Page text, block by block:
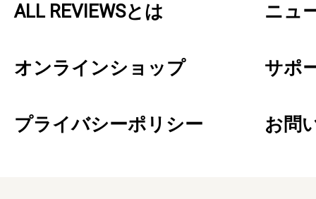
ALL REVIEWSとは ニュ
オンラインショップ サポ
プライバシーポリシー お問